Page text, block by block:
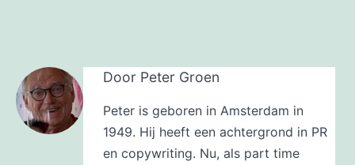
Door Peter Groen
Peter is geboren in Amsterdam in
1949. Hij heeft een achtergrond in PR
en copywriting. Nu, als part time